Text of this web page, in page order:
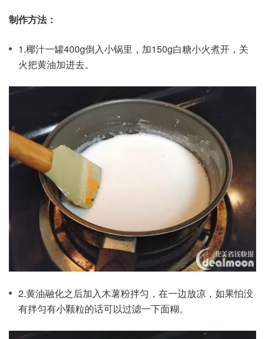
制作方法：
1.椰汁一罐400g倒入小锅里，加150g白糖小火煮开，关
火把黄油加进去。
2.黄油融化之后加入木薯粉拌匀，在一边放凉，如果怕没
有拌匀有小颗粒的话可以过滤一下面糊。